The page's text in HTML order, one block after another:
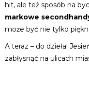
hit, ale też sposób na
markowe
może być nie tylko
A teraz – do dzieła!
zabłysnąć na ulicach